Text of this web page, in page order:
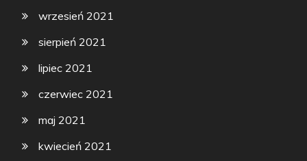
wrzesień 2021
sierpień 2021
lipiec 2021
czerwiec 2021
maj 2021
kwiecień 2021